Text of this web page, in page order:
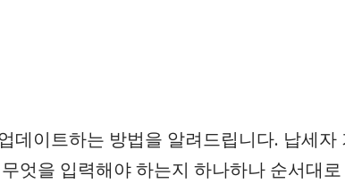
데이트하는 방법을 알려드립니다. 납세
엇을 입력해야 하는지 하나하나 순서대